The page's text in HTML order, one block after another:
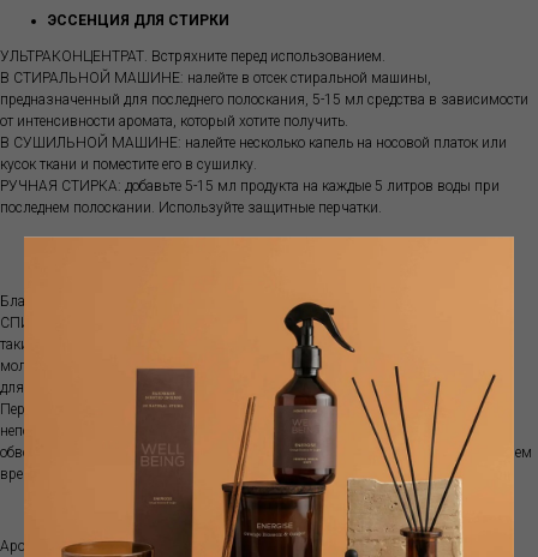
ЭССЕНЦИЯ ДЛЯ СТИРКИ
УЛЬТРАКОНЦЕНТРАТ. Встряхните перед использованием.
В СТИРАЛЬНОЙ МАШИНЕ: налейте в отсек стиральной машины,
предназначенный для последнего полоскания, 5-15 мл средства в зависимости
от интенсивности аромата, который хотите получить.
В СУШИЛЬНОЙ МАШИНЕ: налейте несколько капель на носовой платок или
кусок ткани и поместите его в сушилку.
РУЧНАЯ СТИРКА: добавьте 5-15 мл продукта на каждые 5 литров воды при
последнем полоскании. Используйте защитные перчатки.
Благодаря своей инновационной смеси, разработанной БЕЗ добавления
СПИРТА и ГАЗА, он подходит для всех типов тканей, даже самых деликатных,
таких как шелк и кашемир, не оставляет пятен и разводов. Он также содержит
молекулы, которые НЕЙТРАЛИЗУЮТ неприятные запахи. Идеально подходит
для штор, салона автомобиля, обивки и всего белья.
Перед употреблением взболтать. Достаточно нескольких распылений
непосредственно на ткани на расстоянии около 20 см, чтобы подарить
обволакивающее ощущение свежести и чистоты, которое сохраняется с течением
времени.
Ароматические пакетики Horomia, созданные из натурального непищевого